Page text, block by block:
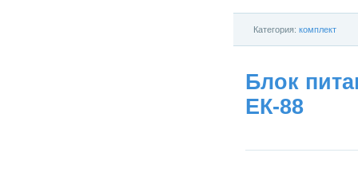
Категория: комплект
Блок
ЕК-88